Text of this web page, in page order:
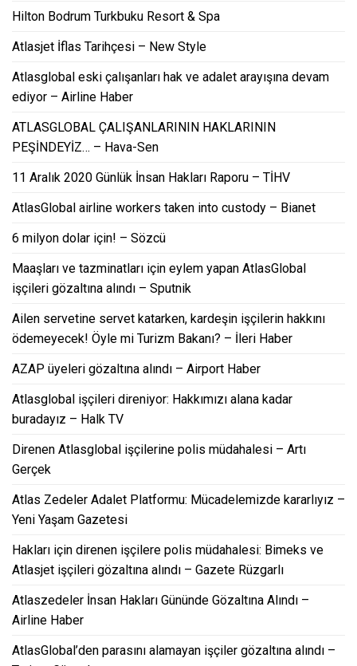
Hilton Bodrum Turkbuku Resort & Spa
Atlasjet İflas Tarihçesi – New Style
Atlasglobal eski çalışanları hak ve adalet arayışına devam
ediyor – Airline Haber
ATLASGLOBAL ÇALIŞANLARININ HAKLARININ
PEŞİNDEYİZ… – Hava-Sen
11 Aralık 2020 Günlük İnsan Hakları Raporu – TİHV
AtlasGlobal airline workers taken into custody – Bianet
6 milyon dolar için! – Sözcü
Maaşları ve tazminatları için eylem yapan AtlasGlobal
işçileri gözaltına alındı – Sputnik
Ailen servetine servet katarken, kardeşin işçilerin hakkını
ödemeyecek! Öyle mi Turizm Bakanı? – İleri Haber
AZAP üyeleri gözaltına alındı – Airport Haber
Atlasglobal işçileri direniyor: Hakkımızı alana kadar
buradayız – Halk TV
Direnen Atlasglobal işçilerine polis müdahalesi – Artı
Gerçek
Atlas Zedeler Adalet Platformu: Mücadelemizde kararlıyız –
Yeni Yaşam Gazetesi
Hakları için direnen işçilere polis müdahalesi: Bimeks ve
Atlasjet işçileri gözaltına alındı – Gazete Rüzgarlı
Atlaszedeler İnsan Hakları Gününde Gözaltına Alındı –
Airline Haber
AtlasGlobal’den parasını alamayan işçiler gözaltına alındı –